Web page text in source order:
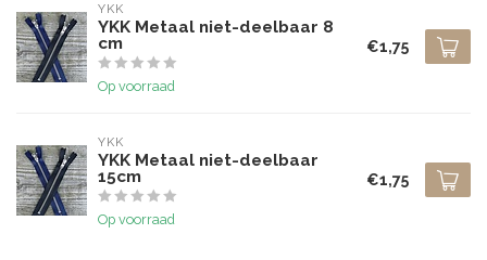
YKK
YKK Metaal niet-deelbaar 8
cm
Op voorraad
€1,75
YKK
YKK Metaal niet-deelbaar
15cm
Op voorraad
€1,75